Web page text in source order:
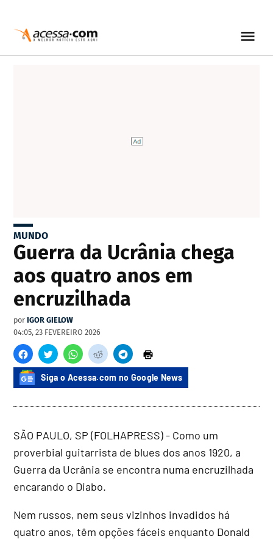
MUNDO
Guerra da Ucrânia chega
aos quatro anos em
encruzilhada
por IGOR GIELOW
04:05, 23 FEVEREIRO 2026
Siga o Acessa.com no Google News
SÃO PAULO, SP (FOLHAPRESS) - Como um
proverbial guitarrista de blues dos anos 1920, a
Guerra da Ucrânia se encontra numa encruzilhada
encarando o Diabo.
Nem russos, nem seus vizinhos invadidos há
quatro anos, têm opções fáceis enquanto Donald